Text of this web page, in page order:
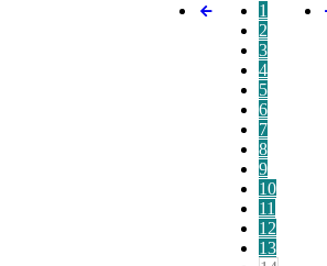
1
2
3
4
5
6
7
8
9
10
11
12
13